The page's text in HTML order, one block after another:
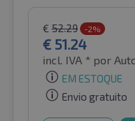
€ 52.29 -2%
€ 51.24
incl. IVA * por
EM ESTOQUE
Envio gratuito